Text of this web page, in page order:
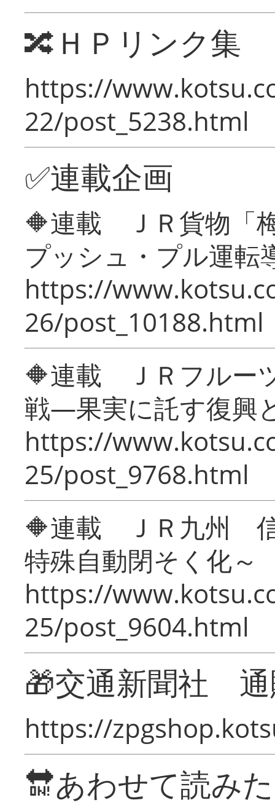
🔀ＨＰリンク集
https://
22/post_5238.html
✅連載企画
🔶連載 ＪＲ貨物「
プッシュ・プル運転
https://
26/post_10188.html
🔶連載 ＪＲフルー
戦―果実に託す復興
https://
25/post_9768.html
🔶連載 ＪＲ九州 信
特殊自動閉そく化～
https://
25/post_9604.html
🎁交通新聞社
https://
🔛あわせて読み